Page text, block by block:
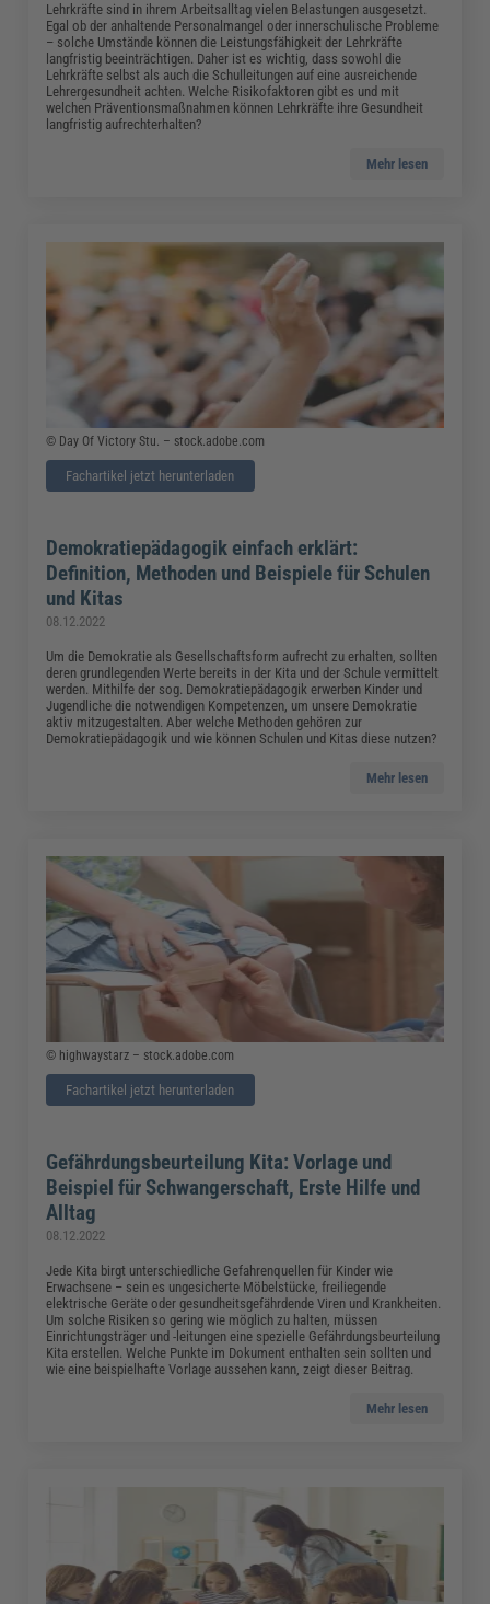
Lehrkräfte sind in ihrem Arbeitsalltag vielen Belastungen ausgesetzt.
Egal ob der anhaltende Personalmangel oder innerschulische Probleme
– solche Umstände können die Leistungsfähigkeit der Lehrkräfte
langfristig beeinträchtigen. Daher ist es wichtig, dass sowohl die
Lehrkräfte selbst als auch die Schulleitungen auf eine ausreichende
Lehrergesundheit achten. Welche Risikofaktoren gibt es und mit
welchen Präventionsmaßnahmen können Lehrkräfte ihre Gesundheit
langfristig aufrechterhalten?
Mehr lesen
© Day Of Victory Stu. – stock.adobe.com
Fachartikel jetzt herunterladen
Demokratiepädagogik einfach erklärt:
Definition, Methoden und Beispiele für Schulen
und Kitas
08.12.2022
Um die Demokratie als Gesellschaftsform aufrecht zu erhalten, sollten
deren grundlegenden Werte bereits in der Kita und der Schule vermittelt
werden. Mithilfe der sog. Demokratiepädagogik erwerben Kinder und
Jugendliche die notwendigen Kompetenzen, um unsere Demokratie
aktiv mitzugestalten. Aber welche Methoden gehören zur
Demokratiepädagogik und wie können Schulen und Kitas diese nutzen?
Mehr lesen
© highwaystarz – stock.adobe.com
Fachartikel jetzt herunterladen
Gefährdungsbeurteilung Kita: Vorlage und
Beispiel für Schwangerschaft, Erste Hilfe und
Alltag
08.12.2022
Jede Kita birgt unterschiedliche Gefahrenquellen für Kinder wie
Erwachsene – sein es ungesicherte Möbelstücke, freiliegende
elektrische Geräte oder gesundheitsgefährdende Viren und Krankheiten.
Um solche Risiken so gering wie möglich zu halten, müssen
Einrichtungsträger und -leitungen eine spezielle Gefährdungsbeurteilung
Kita erstellen. Welche Punkte im Dokument enthalten sein sollten und
wie eine beispielhafte Vorlage aussehen kann, zeigt dieser Beitrag.
Mehr lesen